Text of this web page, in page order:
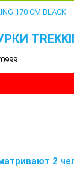
170 CM BLACK
2